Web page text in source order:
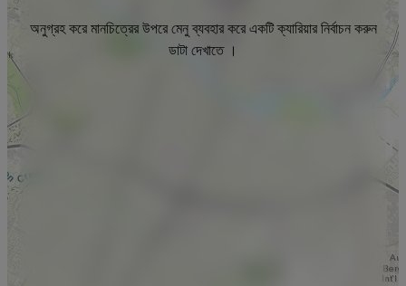
অনুগ্রহ করে মানচিত্রের উপরে মেনু ব্যবহার করে একটি ক্যারিয়ার নির্বাচন করুন
ডাটা দেখাতে ।